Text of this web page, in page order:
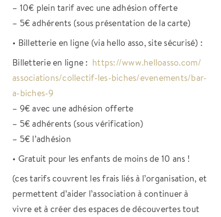
– 10€ plein tarif avec une adhésion offerte
– 5€ adhérents (sous présentation de la carte)
• Billetterie en ligne (via hello asso, site sécurisé) :
Billetterie en ligne : https://www.helloasso.com/
associations/collectif-les-biches/evenements/bar-
a-biches-9
– 9€ avec une adhésion offerte
– 5€ adhérents (sous vérification)
– 5€ l’adhésion
• Gratuit pour les enfants de moins de 10 ans !
(ces tarifs couvrent les frais liés à l’organisation, et
permettent d’aider l’association à continuer à
vivre et à créer des espaces de découvertes tout